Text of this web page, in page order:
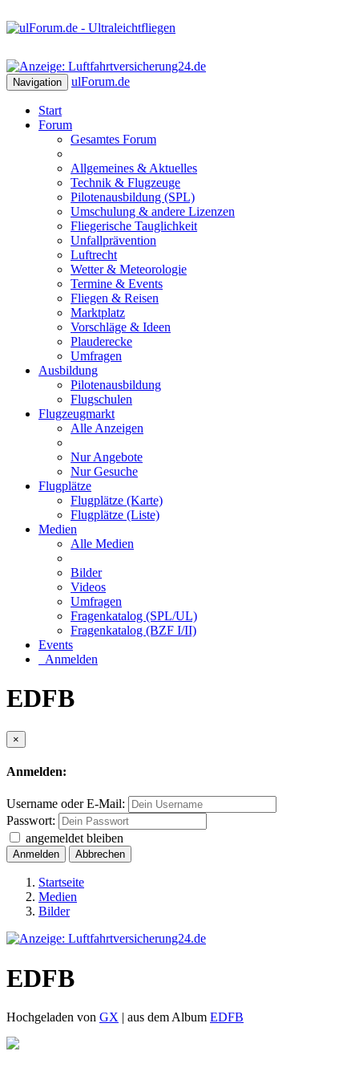
Navigation ulForum.de
Start
Forum
Gesamtes Forum
Allgemeines & Aktuelles
Technik & Flugzeuge
Pilotenausbildung (SPL)
Umschulung & andere Lizenzen
Fliegerische Tauglichkeit
Unfallprävention
Luftrecht
Wetter & Meteorologie
Termine & Events
Fliegen & Reisen
Marktplatz
Vorschläge & Ideen
Plauderecke
Umfragen
Ausbildung
Pilotenausbildung
Flugschulen
Flugzeugmarkt
Alle Anzeigen
Nur Angebote
Nur Gesuche
Flugplätze
Flugplätze (Karte)
Flugplätze (Liste)
Medien
Alle Medien
Bilder
Videos
Umfragen
Fragenkatalog (SPL/UL)
Fragenkatalog (BZF I/II)
Events
Anmelden
EDFB
×
Anmelden:
Username oder E-Mail:
Passwort:
angemeldet bleiben
Anmelden Abbrechen
Startseite
Medien
Bilder
EDFB
Hochgeladen von GX | aus dem Album EDFB